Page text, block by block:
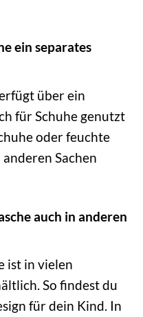
ein separates
über ein
für Schuhe genutzt
oder feuchte
Sachen
auch in anderen
ist in vielen
So findest du
für dein Kind. In